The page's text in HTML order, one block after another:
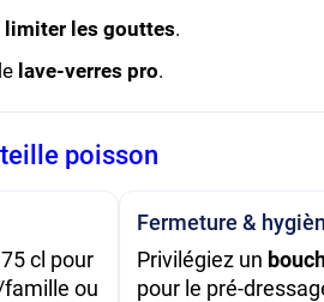
limiter les gouttes.
lave-verres pro.
poisson
cl pour
ou
Fermeture &
Privilégiez un
pour le pré-